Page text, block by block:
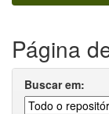
Página
Buscar em: